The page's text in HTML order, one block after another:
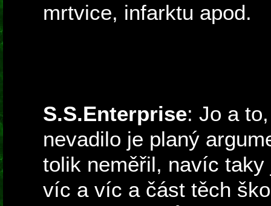
mrtvice, infarktu apod.
S.S.Enterprise: Jo a
nevadilo je planý
tolik neměřil, navíc
víc a víc a část těch